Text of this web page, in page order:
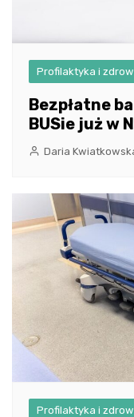
Profilaktyka i
Bezpłatne
BUSie już w
Daria
Profilaktyka i